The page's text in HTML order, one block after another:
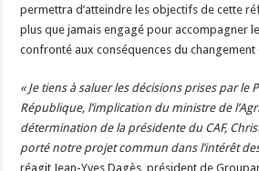
permettra d’atteindre les objectifs de cette
plus que jamais engagé pour accompagner
confronté aux conséquences du changement
« Je tiens à saluer les décisions prises par le
République, l’implication du ministre de
détermination de la présidente du CAF,
porté notre projet commun dans l’intérêt
réagit Jean-Yves Dagès, président de